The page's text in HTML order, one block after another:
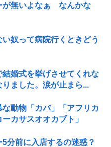
が無いよなぁ なんかな
奴って病院行くときどう
結婚式を挙げさせてくれな
ました。涙が止まら...
動物「カバ」「アフリカ
カサスオオカブト」
分前に入店するの迷惑？